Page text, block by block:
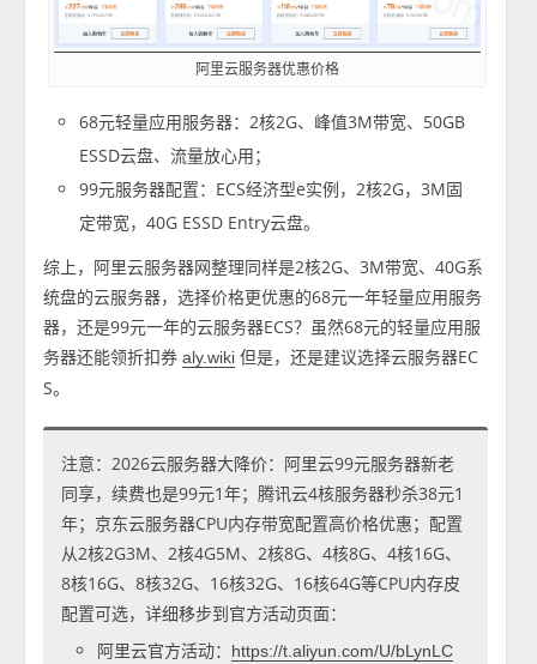
阿里云服务器优惠价格
68元轻量应用服务器：2核2G、峰值3M带宽、50GB
ESSD云盘、流量放心用；
99元服务器配置：ECS经济型e实例，2核2G，3M固
定带宽，40G ESSD Entry云盘。
综上，阿里云服务器网整理同样是2核2G、3M带宽、40G系
统盘的云服务器，选择价格更优惠的68元一年轻量应用服务
器，还是99元一年的云服务器ECS？虽然68元的轻量应用服
务器还能领折扣券aly.wiki 但是，还是建议选择云服务器EC
S。
注意：2026云服务器大降价：阿里云99元服务器新老
同享，续费也是99元1年；腾讯云4核服务器秒杀38元1
年；京东云服务器CPU内存带宽配置高价格优惠；配置
从2核2G3M、2核4G5M、2核8G、4核8G、4核16G、
8核16G、8核32G、16核32G、16核64G等CPU内存皮
配置可选，详细移步到官方活动页面：
阿里云官方活动：
https://t.aliyun.com/U/bLynLC